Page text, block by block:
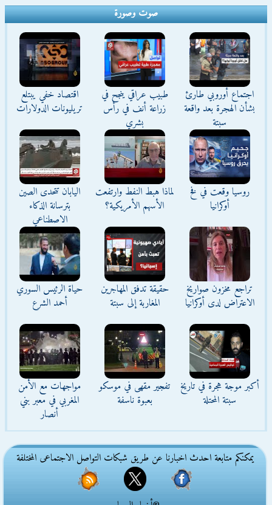
صوت وصورة
اجتماع أوروبي طارئ
بشأن الهجرة بعد واقعة
سبتة
طبيب عراقي ينجح في
زراعة أنف في رأس
بشري
اقتصاد خفي يبتلع
تريليونات الدولارات
روسيا وقعت في فخ
أوكرانيا
لماذا هبط النفط وارتفعت
الأسهم الأمريكية؟
اليابان تتحدى الصين
بترسانة الذكاء
الاصطناعي
تراجع مخزون صواريخ
الاعتراض لدى أوكرانيا
حقيقة تدفق المهاجرين
المغاربة إلى سبتة
حياة الرئيس السوري
أحمد الشرع
أكبر موجة هجرة في تاريخ
سبتة المحتلة
تفجير مقهى في موسكو
بعبوة ناسفة
مواجهات مع الأمن
المغربي في معبر بني
أنصار
يمكنكم متابعة احدث اخبارنا عن طريق شبكات التواصل الاجتماعى المختلفة